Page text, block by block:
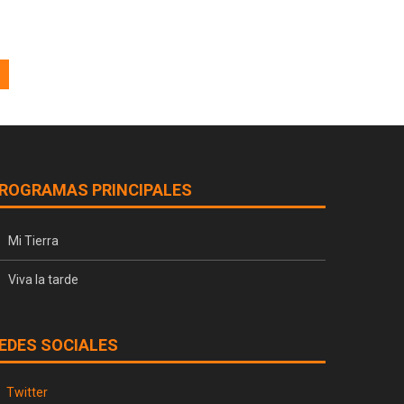
PRINCIPALES
Mi Tierra
Viva la tarde
SOCIALES
Twitter